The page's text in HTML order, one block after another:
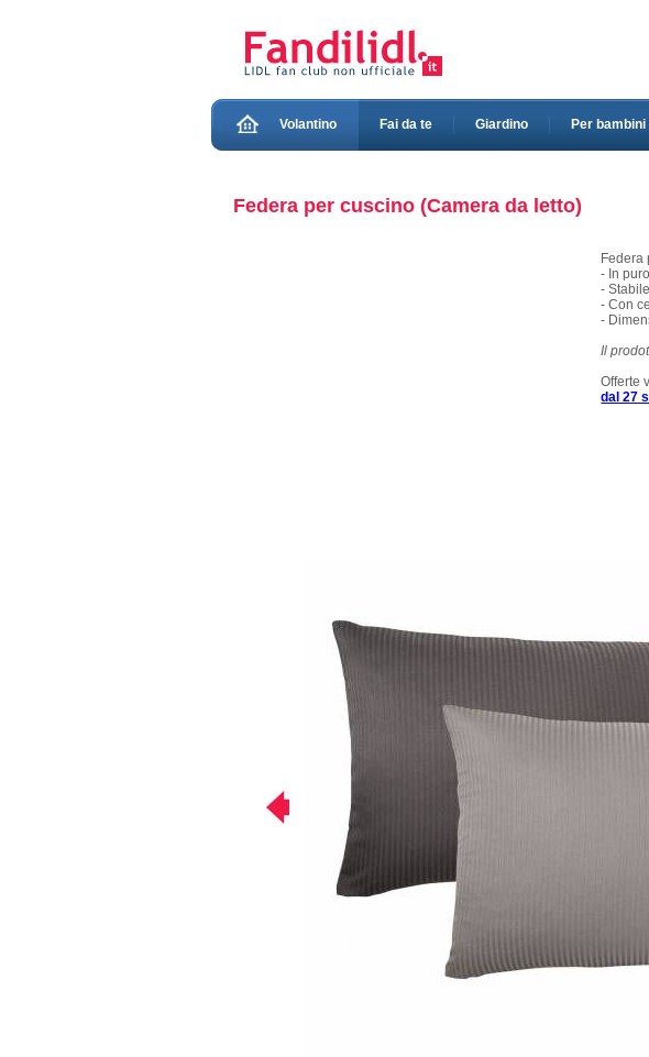
Volantino Fai da te Giardino Per bambini
Federa per cuscino (Camera da letto)
Federa
- In
-
- Con
-
Il
Offerte
dal 27